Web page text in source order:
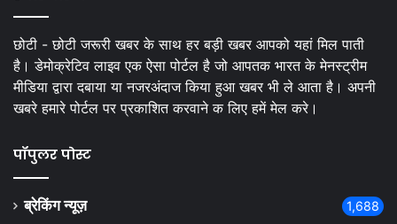
छोटी - छोटी जरूरी खबर के साथ हर बड़ी खबर आपको यहां मिल पाती
है। डेमोक्रेटिव लाइव एक ऐसा पोर्टल है जो आपतक भारत के मेनस्ट्रीम
मीडिया द्वारा दबाया या नजरअंदाज किया हुआ खबर भी ले आता है। अपनी
खबरे हमारे पोर्टल पर प्रकाशित करवाने क लिए हमें मेल करे।
पॉपुलर पोस्ट
ब्रेकिंग न्यूज़ 1,688